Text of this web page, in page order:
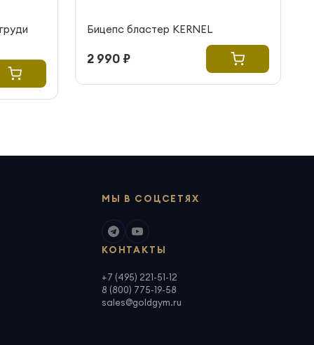
Бицепс бластер KERNEL
2 990 ₽
МЫ В СОЦСЕТЯХ
КОНТАКТЫ
+7 (495) 221-51-12
8 (800) 775-19-58
sales@goldgym.ru